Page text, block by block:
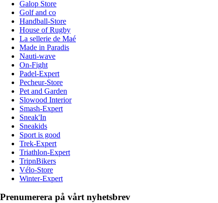
Galop Store
Golf and co
Handball-Store
House of Rugby
La sellerie de Maé
Made in Paradis
Nauti-wave
On-Fight
Padel-Expert
Pecheur-Store
Pet and Garden
Slowood Interior
Smash-Expert
Sneak'In
Sneakids
Sport is good
Trek-Expert
Triathlon-Expert
TripnBikers
Vélo-Store
Winter-Expert
Prenumerera på vårt nyhetsbrev